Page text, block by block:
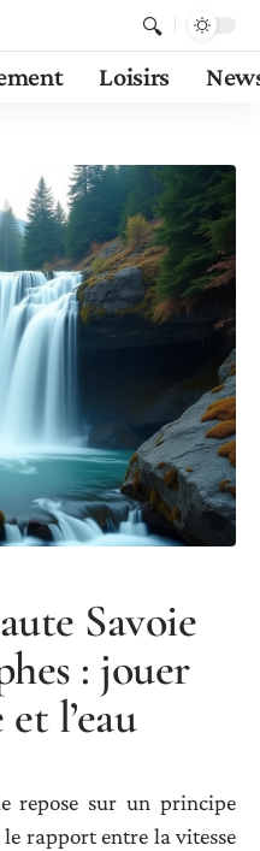
Loisirs
Savoie
: jouer
l’eau
repose sur un principe
rapport entre la vitesse